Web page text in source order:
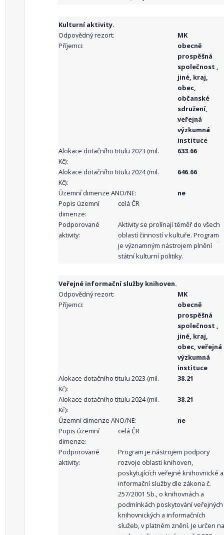
Kulturní aktivity.
Odpovědný rezort:
MK
Příjemci:
obecně
prospěšná
společnost ,
jiné, kraj,
obec,
občanské
sdružení,
veřejná
výzkumná
instituce
Alokace dotačního titulu 2023 (mil.
Kč):
633.66
Alokace dotačního titulu 2024 (mil.
Kč):
646.66
Územní dimenze ANO/NE:
ne
Popis územní
dimenze:
celá ČR
Podporované
aktivity:
Aktivity se prolínají téměř do všech
oblastí činností v kultuře. Program
je významným nástrojem plnění
státní kulturní politiky.
Veřejné informační služby knihoven.
Odpovědný rezort:
MK
Příjemci:
obecně
prospěšná
společnost ,
jiné, kraj,
obec, veřejná
výzkumná
instituce
Alokace dotačního titulu 2023 (mil.
Kč):
38.21
Alokace dotačního titulu 2024 (mil.
Kč):
38.21
Územní dimenze ANO/NE:
ne
Popis územní
dimenze:
celá ČR
Podporované
aktivity:
Program je nástrojem podpory
rozvoje oblasti knihoven,
poskytujících veřejné knihovnické a
informační služby dle zákona č.
257/2001 Sb., o knihovnách a
podmínkách poskytování veřejných
knihovnických a informačních
služeb, v platném znění. Je určen na